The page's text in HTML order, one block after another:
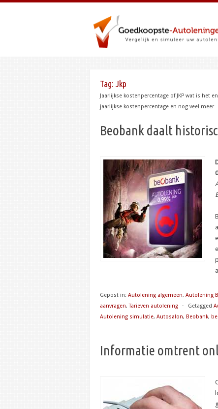
Tag: Jkp
Jaarlijkse kostenpercentage of JKP wat is het
jaarlijkse kostenpercentage en nog veel meer
Beobank daalt
Gepost in: Autolening algemeen, Autolening
aanvragen,Tarieven autolening ⋅ Getagged
Autolening simulatie, Autosalon, Beobank,
Informatie omtrent